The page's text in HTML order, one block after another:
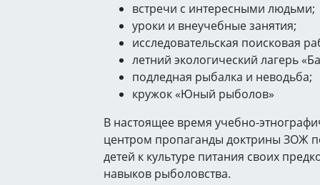
встречи с интересными людьми;
уроки и внеучебные занятия;
исследовательская поисковая
летний экологический лагерь
подледная рыбалка и неводьба;
кружок «Юный рыболов»
В настоящее время учебно-
центром пропаганды доктрины ЗОЖ
детей к культуре питания своих
навыков рыболовства.